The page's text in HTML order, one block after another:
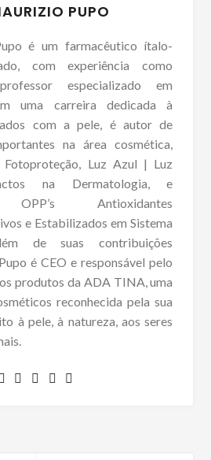
PUPO
é um farmacêutico ítalo-
com experiência como
especializado em
uma carreira dedicada à
com a pele, é autor de
na área cosmética,
Luz Azul | Luz
na Dermatologia, e
OPP’s Antioxidantes
e Estabilizados em Sistema
de suas contribuições
é CEO e responsável pelo
produtos da ADA TINA, uma
reconhecida pela sua
à pele, à natureza, aos seres